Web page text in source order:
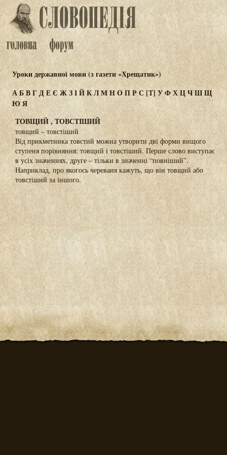
Уроки державної мови (з газети «Хрещатик»)
АБВГДЕЄ ЖЗІЙКЛМНОПР С[Т] УФХЦЧШЩ
Ю Я
ТОВЩИЙ , ТОВСТІШИЙ
товщий – товстіший
Від прикметника товстий можна утворити дві форми вищого
ступеня порівняння: товщий і товстіший. Перше слово виступає
в усіх значеннях, друге – тільки в значенні “повніший”.
Наприклад, про якогось череваня кажуть, що він товщий або
товстіший за іншого.